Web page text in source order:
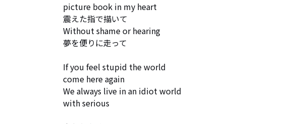
picture book in my heart
震えた指で描いて
Without shame or hearing
夢を便りに走って
If you feel stupid the world
come here again
We always live in an idiot world
with serious